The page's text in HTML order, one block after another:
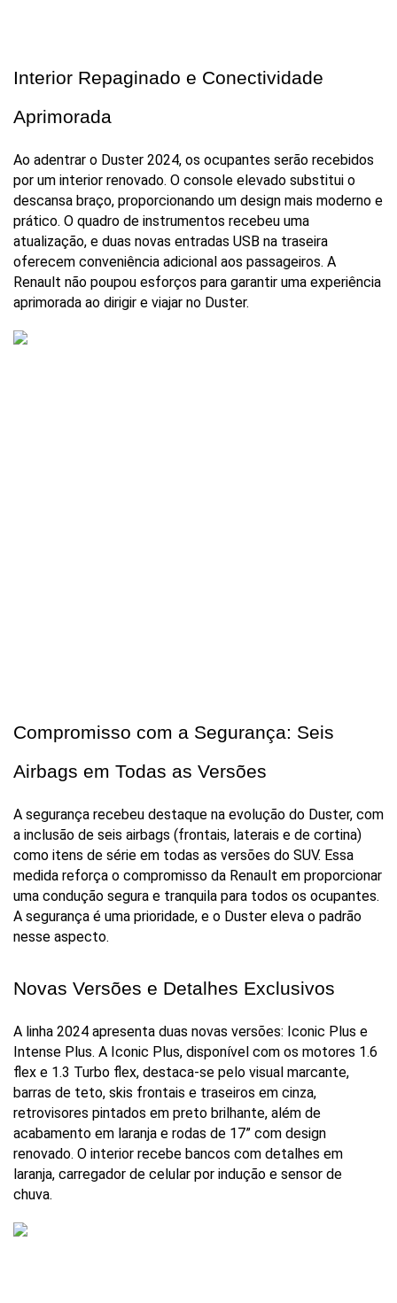
Interior Repaginado e Conectividade
Aprimorada
Ao adentrar o Duster 2024, os ocupantes serão recebidos
por um interior renovado. O console elevado substitui o
descansa braço, proporcionando um design mais moderno e
prático. O quadro de instrumentos recebeu uma
atualização, e duas novas entradas USB na traseira
oferecem conveniência adicional aos passageiros. A
Renault não poupou esforços para garantir uma experiência
aprimorada ao dirigir e viajar no Duster.
Compromisso com a Segurança: Seis
Airbags em Todas as Versões
A segurança recebeu destaque na evolução do Duster, com
a inclusão de seis airbags (frontais, laterais e de cortina)
como itens de série em todas as versões do SUV. Essa
medida reforça o compromisso da Renault em proporcionar
uma condução segura e tranquila para todos os ocupantes.
A segurança é uma prioridade, e o Duster eleva o padrão
nesse aspecto.
Novas Versões e Detalhes Exclusivos
A linha 2024 apresenta duas novas versões: Iconic Plus e
Intense Plus. A Iconic Plus, disponível com os motores 1.6
flex e 1.3 Turbo flex, destaca-se pelo visual marcante,
barras de teto, skis frontais e traseiros em cinza,
retrovisores pintados em preto brilhante, além de
acabamento em laranja e rodas de 17” com design
renovado. O interior recebe bancos com detalhes em
laranja, carregador de celular por indução e sensor de
chuva.